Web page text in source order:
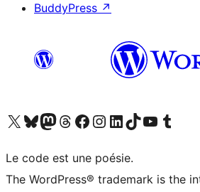
BuddyPress ↗
Visitez notre compte X (précédemment Twitter)
Visiter notre compte Bluesky
Visiter notre compte Mastodon
Visiter notre compte Threads
Consulter notre compte Facebook
Consulter notre compte Instagram
Consulter notre compte LinkedIn
Visiter notre compte TokTok
Visiter notre chaîne YouTube
Visiter notre compte
Le code est une poésie.
The WordPress® trademark is the